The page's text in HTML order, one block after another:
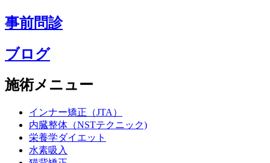
事前問診
ブログ
施術メニュー
インナー矯正（JTA）
内臓整体（NSTテクニック)
栄養学ダイエット
水素吸入